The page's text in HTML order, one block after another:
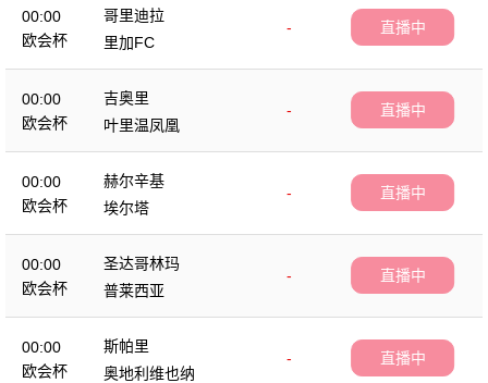
00:00
欧会杯
哥里迪拉
-
里加FC
直播中
00:00
欧会杯
吉奥里
-
叶里温凤凰
直播中
00:00
欧会杯
赫尔辛基
-
埃尔塔
直播中
00:00
欧会杯
圣达哥林玛
-
普莱西亚
直播中
00:00
欧会杯
斯帕里
-
奥地利维也纳
直播中